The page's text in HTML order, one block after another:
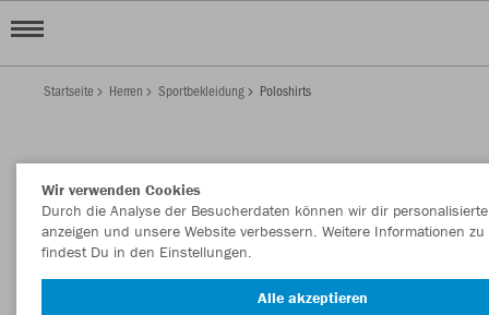
Startseite Herren Sportbekleidung Poloshirts
HERREN POLOSHIRTS
Filter anzeigen Sortieren nach
Polos
Wir verwenden Cookies
Durch die Analyse der Besucherdaten können wir dir
anzeigen und unsere Website verbessern. Weitere Informationen zu
findest Du in den Einstellungen.
Alle akzeptieren